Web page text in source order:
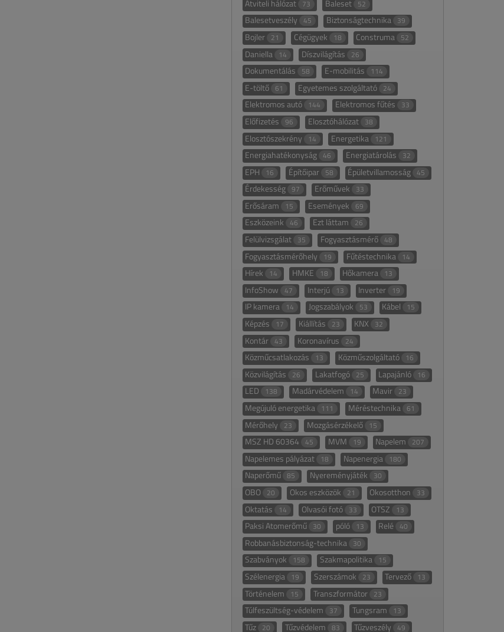
Átviteli hálózat 73 Baleset 52
Balesetveszély 45 Biztonságtechnika 39
Bojler 21 Cégügyek 18 Construma 52
Daniella 14 Díszvilágítás 26
Dokumentálás 58 E-mobilitás 114
E-töltő 61 Egyetemes szolgáltató 24
Elektromos autó 144 Elektromos fűtés 33
Előfizetés 96 Elosztóhálózat 38
Elosztószekrény 14 Energetika 121
Energiahatékonyság 46 Energiatárolás 32
EPH 16 Építőipar 58 Épületvillamosság 45
Érdekesség 97 Erőművek 33
Erősáram 15 Események 69
Eszközeink 46 Ezt láttam 26
Felülvizsgálat 35 Fogyasztásmérő 48
Fogyasztásmérőhely 19 Fűtéstechnika 14
Hírek 14 HMKE 18 Hőkamera 13
InfoShow 47 Interjú 13 Inverter 19
IP kamera 14 Jogszabályok 53 Kábel 15
Képzés 17 Kiállítás 23 KNX 32
Kontár 43 Koronavírus 24
Közműcsatlakozás 13 Közműszolgáltató 16
Közvilágítás 26 Lakatfogó 25 Lapajánló 16
LED 138 Madárvédelem 14 Mavir 23
Megújuló energetika 111 Méréstechnika 61
Mérőhely 23 Mozgásérzékelő 15
MSZ HD 60364 45 MVM 19 Napelem 207
Napelemes pályázat 18 Napenergia 180
Naperőmű 85 Nyereményjáték 30
OBO 20 Okos eszközök 21 Okosotthon 33
Oktatás 14 Olvasói fotó 33 OTSZ 13
Paksi Atomerőmű 30 póló 13 Relé 40
Robbanásbiztonság-technika 30
Szabványok 158 Szakmapolitika 15
Szélenergia 19 Szerszámok 23 Tervező 13
Történelem 15 Transzformátor 23
Túlfeszültség-védelem 37 Tungsram 13
Tűz 20 Tűzvédelem 83 Tűzveszély 49